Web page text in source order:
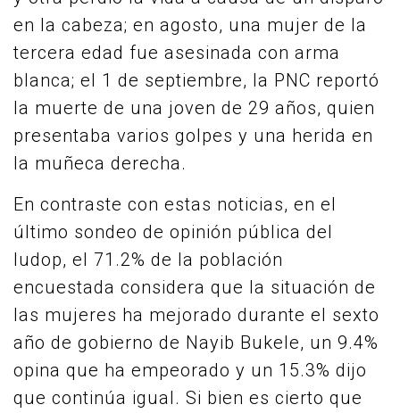
en la cabeza; en agosto, una mujer de la
tercera edad fue asesinada con arma
blanca; el 1 de septiembre, la PNC reportó
la muerte de una joven de 29 años, quien
presentaba varios golpes y una herida en
la muñeca derecha.
En contraste con estas noticias, en el
último sondeo de opinión pública del
Iudop, el 71.2% de la población
encuestada considera que la situación de
las mujeres ha mejorado durante el sexto
año de gobierno de Nayib Bukele, un 9.4%
opina que ha empeorado y un 15.3% dijo
que continúa igual. Si bien es cierto que